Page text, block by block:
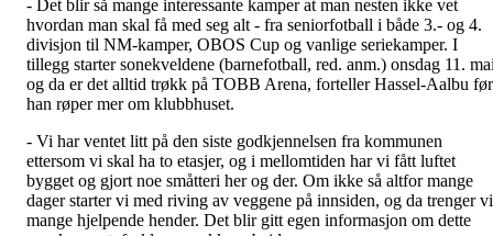
- Det blir så mange interessante kamper at man nesten ikke vet
hvordan man skal få med seg alt - fra seniorfotball i både 3.- og 4.
divisjon til NM-kamper, OBOS Cup og vanlige seriekamper. I
tillegg starter sonekveldene (barnefotball, red. anm.) onsdag 11.
og da er det alltid trøkk på TOBB Arena, forteller Hassel-Aalbu før
han røper mer om klubbhuset.
- Vi har ventet litt på den siste godkjennelsen fra kommunen
ettersom vi skal ha to etasjer, og i mellomtiden har vi fått luftet
bygget og gjort noe småtteri her og der. Om ikke så altfor mange
dager starter vi med riving av veggene på innsiden, og da trenger vi
mange hjelpende hender. Det blir gitt egen informasjon om dette